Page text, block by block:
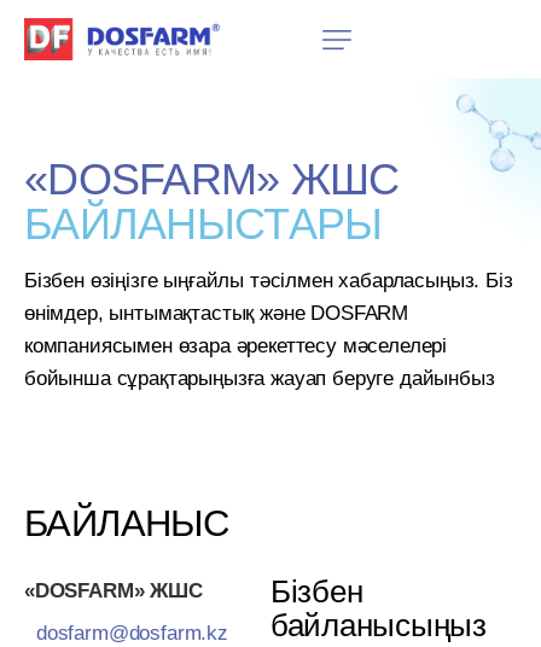
«DOSFARM» ЖШС
БАЙЛАНЫСТАРЫ
Бізбен өзіңізге ыңғайлы тәсілмен хабарласыңыз. Біз
өнімдер, ынтымақтастық және DOSFARM
компаниясымен өзара әрекеттесу мәселелері
бойынша сұрақтарыңызға жауап беруге дайынбыз
БАЙЛАНЫС
«DOSFARM» ЖШС
dosfarm@dosfarm.kz
Бізбен
байланысыңыз